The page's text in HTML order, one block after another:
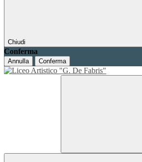
Chiudi
Conferma
Annulla Conferma